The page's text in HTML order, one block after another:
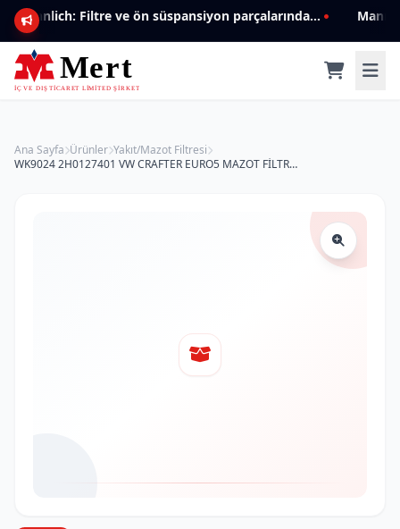
Mannlich: Filtre ve ön süspansiyon parçalarında genişleyen ürün yelpazesiyle kalite ve güven.
Ana Sayfa Ürünler Yakıt/Mazot Filtresi
WK9024 2H0127401 VW CRAFTER EURO5 MAZOT FİLTRESİ